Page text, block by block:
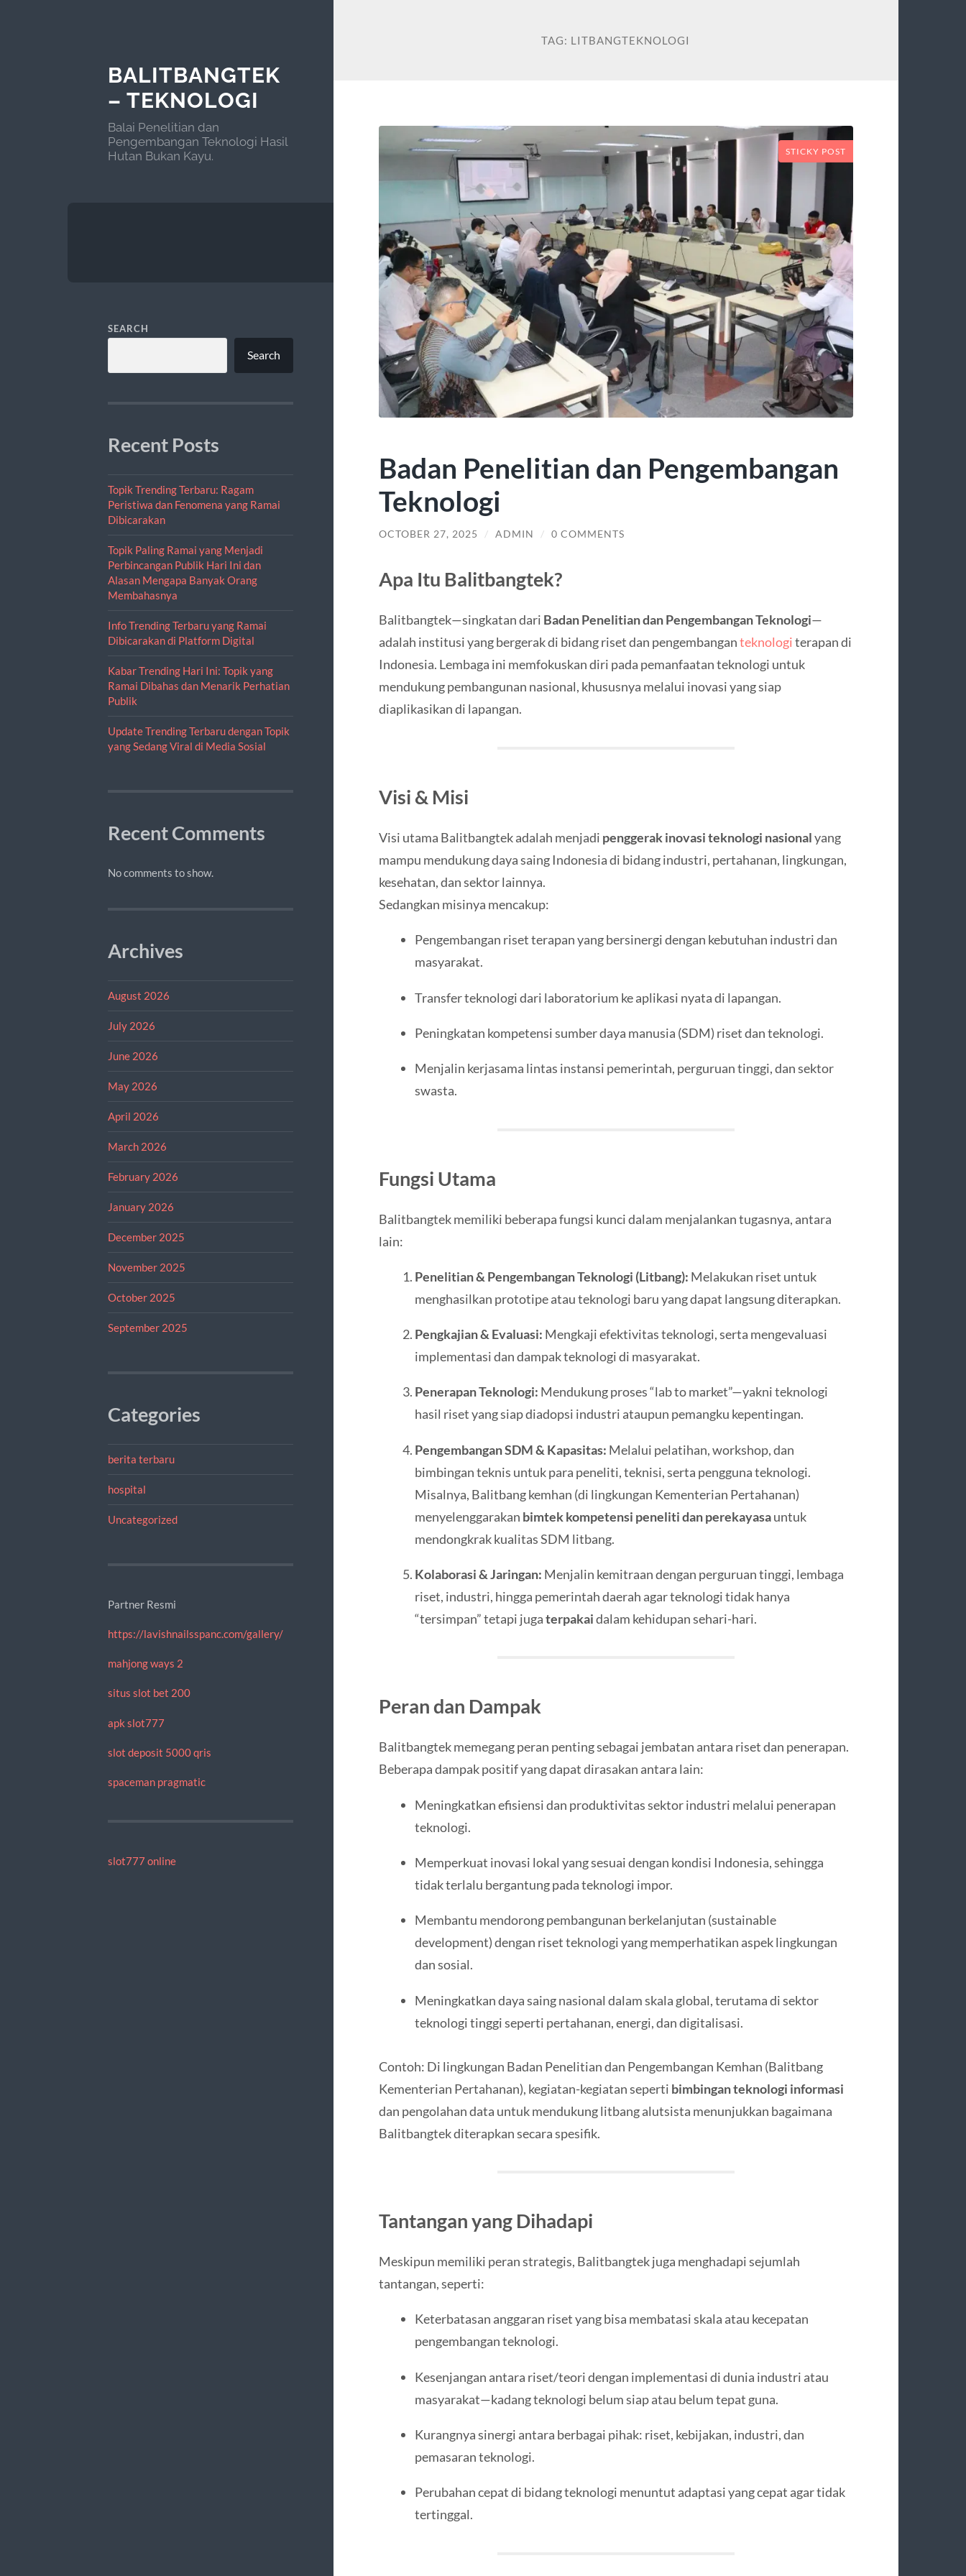
BALITBANGTEK
– TEKNOLOGI
Balai Penelitian dan
Pengembangan Teknologi Hasil
Hutan Bukan Kayu.
SEARCH
Search
Recent Posts
Topik Trending Terbaru: Ragam
Peristiwa dan Fenomena yang Ramai
Dibicarakan
Topik Paling Ramai yang Menjadi
Perbincangan Publik Hari Ini dan
Alasan Mengapa Banyak Orang
Membahasnya
Info Trending Terbaru yang Ramai
Dibicarakan di Platform Digital
Kabar Trending Hari Ini: Topik yang
Ramai Dibahas dan Menarik Perhatian
Publik
Update Trending Terbaru dengan Topik
yang Sedang Viral di Media Sosial
Recent Comments
No comments to show.
Archives
August 2026
July 2026
June 2026
May 2026
April 2026
March 2026
February 2026
January 2026
December 2025
November 2025
October 2025
September 2025
Categories
berita terbaru
hospital
Uncategorized
Partner Resmi
https://lavishnailsspanc.com/gallery/
mahjong ways 2
situs slot bet 200
apk slot777
slot deposit 5000 qris
spaceman pragmatic
slot777 online
TAG: LITBANGTEKNOLOGI
STICKY POST
Badan Penelitian dan Pengembangan
Teknologi
OCTOBER 27, 2025 / ADMIN / 0 COMMENTS
Apa Itu Balitbangtek?
Balitbangtek—singkatan dari Badan Penelitian dan Pengembangan Teknologi—
adalah institusi yang bergerak di bidang riset dan pengembanganteknologiterapan di
Indonesia. Lembaga ini memfokuskan diri pada pemanfaatan teknologi untuk
mendukung pembangunan nasional, khususnya melalui inovasi yang siap
diaplikasikan di lapangan.
Visi & Misi
Visi utama Balitbangtek adalah menjadi penggerak inovasi teknologi nasionalyang
mampu mendukung daya saing Indonesia di bidang industri, pertahanan, lingkungan,
kesehatan, dan sektor lainnya.
Sedangkan misinya mencakup:
Pengembangan riset terapan yang bersinergi dengan kebutuhan industri dan
masyarakat.
Transfer teknologi dari laboratorium ke aplikasi nyata di lapangan.
Peningkatan kompetensi sumber daya manusia (SDM) riset dan teknologi.
Menjalin kerjasama lintas instansi pemerintah, perguruan tinggi, dan sektor
swasta.
Fungsi Utama
Balitbangtek memiliki beberapa fungsi kunci dalam menjalankan tugasnya, antara
lain:
Penelitian & Pengembangan Teknologi (Litbang): Melakukan riset untuk
menghasilkan prototipe atau teknologi baru yang dapat langsung diterapkan.
Pengkajian & Evaluasi: Mengkaji efektivitas teknologi, serta mengevaluasi
implementasi dan dampak teknologi di masyarakat.
Penerapan Teknologi: Mendukung proses “lab to market”—yakni teknologi
hasil riset yang siap diadopsi industri ataupun pemangku kepentingan.
Pengembangan SDM & Kapasitas: Melalui pelatihan, workshop, dan
bimbingan teknis untuk para peneliti, teknisi, serta pengguna teknologi.
Misalnya, Balitbang kemhan (di lingkungan Kementerian Pertahanan)
menyelenggarakan bimtek kompetensi peneliti dan perekayasauntuk
mendongkrak kualitas SDM litbang.
Kolaborasi & Jaringan: Menjalin kemitraan dengan perguruan tinggi, lembaga
riset, industri, hingga pemerintah daerah agar teknologi tidak hanya
“tersimpan” tetapi jugaterpakaidalam kehidupan sehari-hari.
Peran dan Dampak
Balitbangtek memegang peran penting sebagai jembatan antara riset dan penerapan.
Beberapa dampak positif yang dapat dirasakan antara lain:
Meningkatkan efisiensi dan produktivitas sektor industri melalui penerapan
teknologi.
Memperkuat inovasi lokal yang sesuai dengan kondisi Indonesia, sehingga
tidak terlalu bergantung pada teknologi impor.
Membantu mendorong pembangunan berkelanjutan (sustainable
development) dengan riset teknologi yang memperhatikan aspek lingkungan
dan sosial.
Meningkatkan daya saing nasional dalam skala global, terutama di sektor
teknologi tinggi seperti pertahanan, energi, dan digitalisasi.
Contoh: Di lingkungan Badan Penelitian dan Pengembangan Kemhan (Balitbang
Kementerian Pertahanan), kegiatan-kegiatan seperti bimbingan teknologi informasi
dan pengolahan data untuk mendukung litbang alutsista menunjukkan bagaimana
Balitbangtek diterapkan secara spesifik.
Tantangan yang Dihadapi
Meskipun memiliki peran strategis, Balitbangtek juga menghadapi sejumlah
tantangan, seperti:
Keterbatasan anggaran riset yang bisa membatasi skala atau kecepatan
pengembangan teknologi.
Kesenjangan antara riset/teori dengan implementasi di dunia industri atau
masyarakat—kadang teknologi belum siap atau belum tepat guna.
Kurangnya sinergi antara berbagai pihak: riset, kebijakan, industri, dan
pemasaran teknologi.
Perubahan cepat di bidang teknologi menuntut adaptasi yang cepat agar tidak
tertinggal.